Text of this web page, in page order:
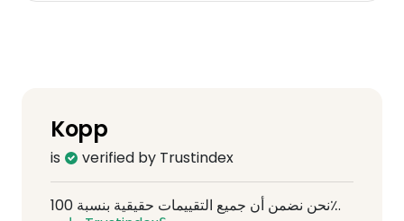
Kopp
is verified by Trustindex
نحن نضمن أن جميع التقييمات حقيقية بنسبة 100٪.